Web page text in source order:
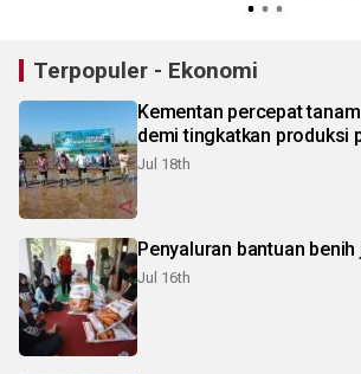
Terpopuler - Ekonomi
Kementan percepat
demi tingkatkan produksi
Jul 18th
Penyaluran bantuan
Jul 16th